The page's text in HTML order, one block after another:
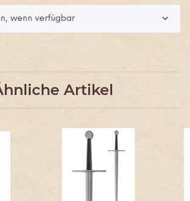
wenn verfügbar
Artikel